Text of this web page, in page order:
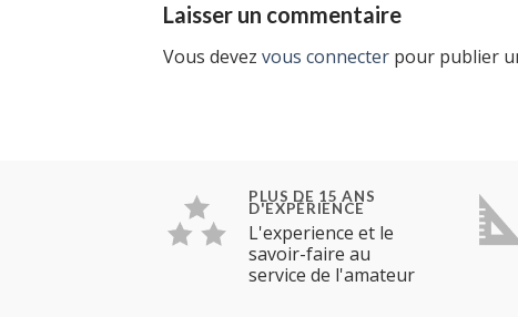
Laisser un commentaire
Vous devez vous connecter pour publier
PLUS DE 15 ANS
D'EXPÉRIENCE
L'experience et le
savoir-faire au
service de l'amateur